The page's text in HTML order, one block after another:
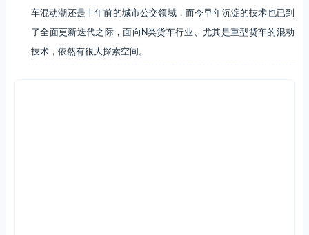
车混动潮还是十年前的城市公交领域，而今早年沉淀的技术也已到
了全面更新迭代之际，面向N类货车行业、尤其是重型货车的混动
技术，依然有很大探索空间。